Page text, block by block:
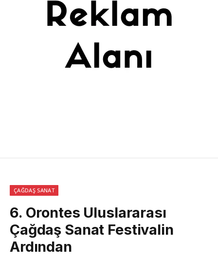
ÇAĞDAŞ SANAT
6. Orontes Uluslararası
Çağdaş Sanat Festivalin
Ardından